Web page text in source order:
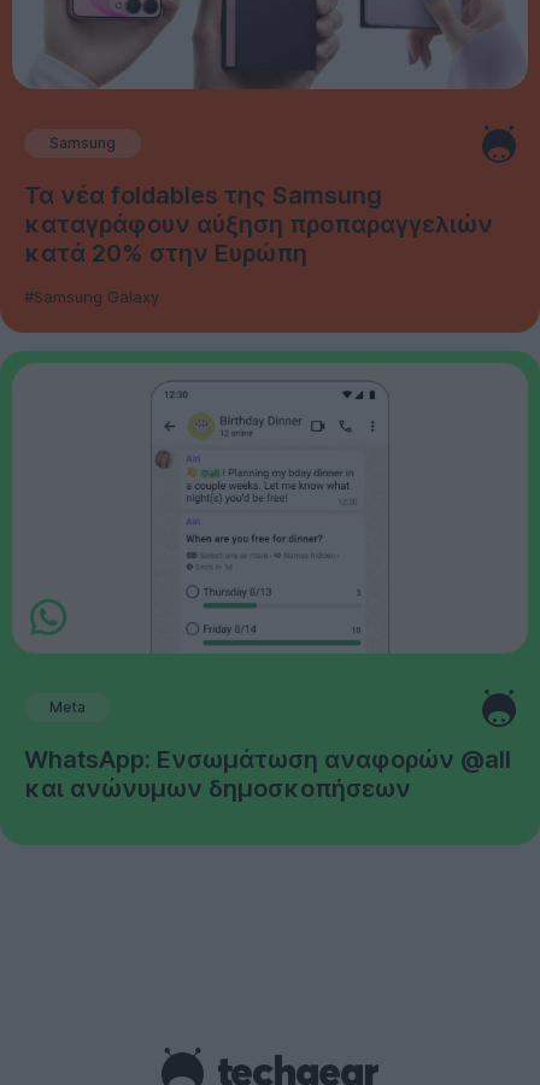
Samsung
Τα νέα foldables της Samsung
καταγράφουν αύξηση προπαραγγελιών
κατά 20% στην Ευρώπη
#Samsung Galaxy
Meta
WhatsApp: Ενσωμάτωση αναφορών @all
και ανώνυμων δημοσκοπήσεων